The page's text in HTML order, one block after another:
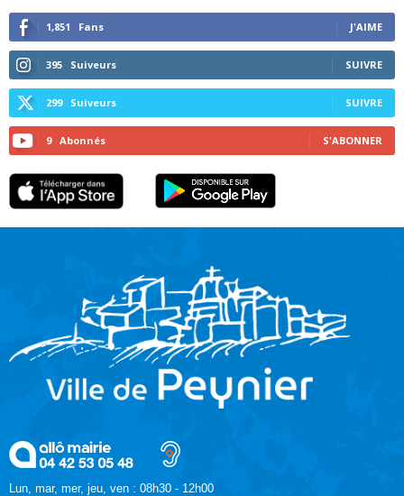
1,851 Fans J'AIME
395 Suiveurs SUIVRE
299 Suiveurs SUIVRE
9 Abonnés S'ABONNER
Lun, mar, mer, jeu, ven : 08h30 - 12h00